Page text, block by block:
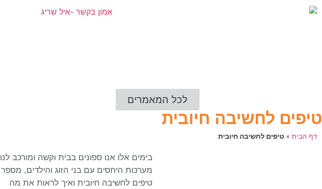
לכל המאמרים
טיפים לחשיבה חיובית
דף הבית » טיפים לחשיבה חיובית
בימים אלו אנו ספונים בבית וקשה ומורכב לנו
מערכות היחסים עם בני הזוג והילדים, מספר
טיפים לחשיבה חיובית ואיך לראות את מה